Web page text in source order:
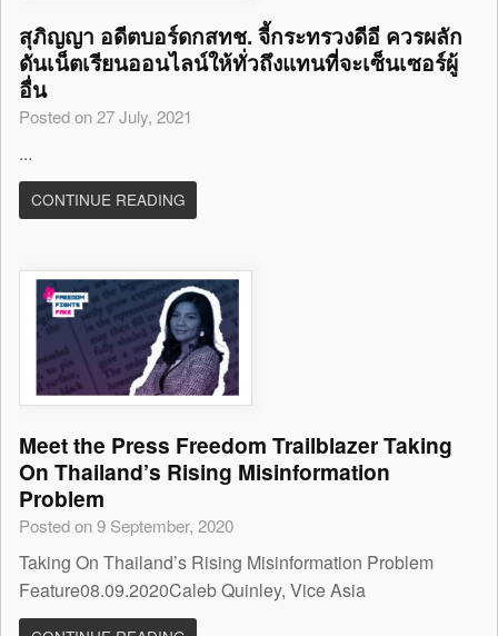
สุภิญญา อดีตบอร์ดกสทช. จี้กระทรวงดีอี ควรผลัก
ดันเน็ตเรียนออนไลน์ให้ทั่วถึงแทนที่จะเซ็นเซอร์ผู้
อื่น
Posted on 27 July, 2021
...
CONTINUE READING
Meet the Press Freedom Trailblazer Taking
On Thailand’s Rising Misinformation
Problem
Posted on 9 September, 2020
Taking On Thailand’s Rising Misinformation Problem
Feature08.09.2020Caleb Quinley, Vice Asia